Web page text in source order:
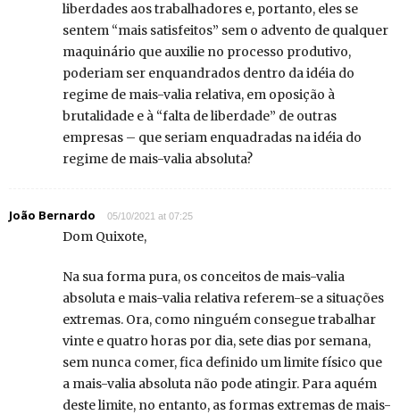
liberdades aos trabalhadores e, portanto, eles se
sentem “mais satisfeitos” sem o advento de qualquer
maquinário que auxilie no processo produtivo,
poderiam ser enquandrados dentro da idéia do
regime de mais-valia relativa, em oposição à
brutalidade e à “falta de liberdade” de outras
empresas – que seriam enquadradas na idéia do
regime de mais-valia absoluta?
João Bernardo 05/10/2021 at 07:25
Dom Quixote,
Na sua forma pura, os conceitos de mais-valia
absoluta e mais-valia relativa referem-se a situações
extremas. Ora, como ninguém consegue trabalhar
vinte e quatro horas por dia, sete dias por semana,
sem nunca comer, fica definido um limite físico que
a mais-valia absoluta não pode atingir. Para aquém
deste limite, no entanto, as formas extremas de mais-